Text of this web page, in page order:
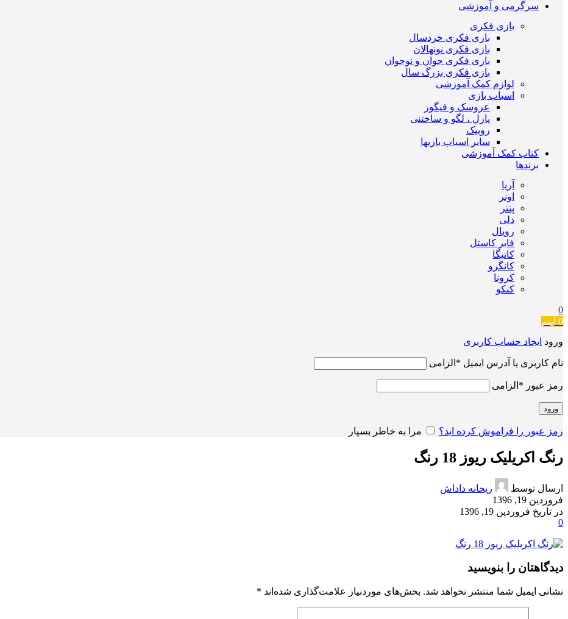
سرگرمی و آموزشی
بازی فکری
بازی فکری خردسال
بازی فکری نونهالان
بازی فکری جوان و نوجوان
بازی فکری بزرگ سال
لوازم کمک آموزشی
اسباب بازی
عروسک و فیگور
پازل ، لگو و ساختنی
روبیک
سایر اسباب بازیها
کتاب کمک آموزشی
برندها
آریا
اونر
پنتر
دلی
رویال
فابر کاستل
کاتیگا
کانگرو
کرونا
کنکو
0
0 آیتم
ورود ایجاد حساب کاربری
نام کاربری یا آدرس ایمیل * الزامی
رمز عبور * الزامی
ورود
رمز عبور را فراموش کرده اید؟ مرا به خاطر بسپار
رنگ اکریلیک ریوز 18 رنگ
ارسال توسط
ریحانه داداش
فروردین 19, 1396
در تاریخ فروردین 19, 1396
0
دیدگاهتان را بنویسید
نشانی ایمیل شما منتشر نخواهد شد. بخش‌های موردنیاز علامت‌گذاری شده‌اند *